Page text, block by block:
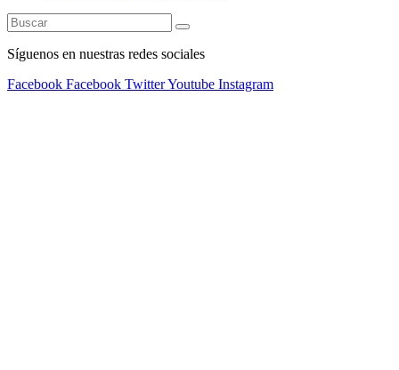
Síguenos en nuestras redes sociales
Facebook Facebook TwitterYoutube Instagram